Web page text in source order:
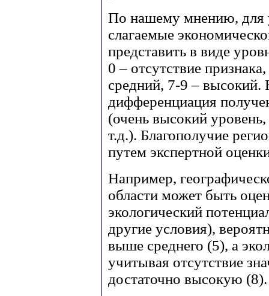
По нашему мнению, для
слагаемые
представить в виде
0 – отсутствие
средний, 7-9 –
дифференциация
(очень высокий
т.д.). Благополучие
путем экспертной
Например,
области может быть
экологический
другие условия),
выше среднего (5), а
учитывая отсутствие
достаточно высокую (8).